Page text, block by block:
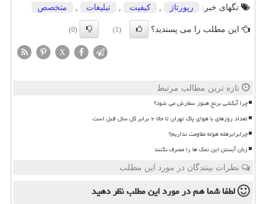
تگهای خبر:
رپورتاژ , كیفیت , تبلیغات , متخصص
این مطلب را می پسندید؟ (1)
(0)
X
تازه ترین مطالب مرتبط
چرا آبکشی برنج هنوز سفارش می شود؟
تعداد روزهای با هوای پاک تهران تا حالا ۲ برابر کل سال قبل است
چرابرابرهله هوله مقاومت نداریم؟
زنان آبستن این نمک ها را مصرف نکنند
نظرات بینندگان در مورد این مطلب
لطفا شما همدر مورد این مطلبنظر دهید